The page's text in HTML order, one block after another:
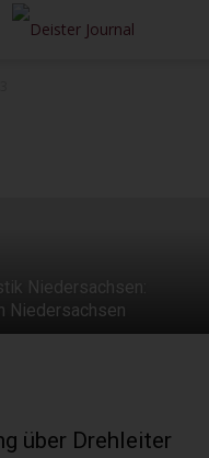
Population in
nachgewiesen
Niedersachsen:
Niedersachsen
über Drehleiter